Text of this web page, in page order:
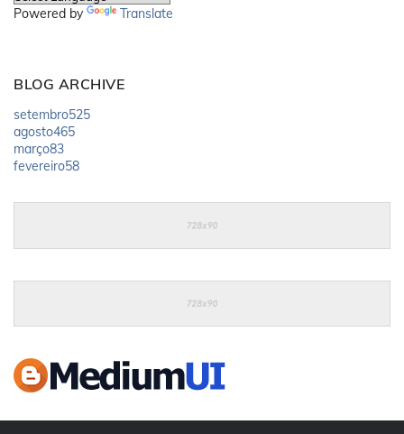
Powered by Translate
BLOG ARCHIVE
setembro525
agosto465
março83
fevereiro58